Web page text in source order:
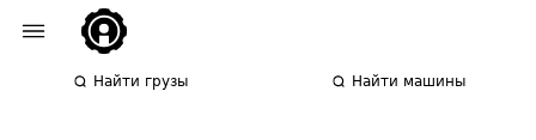
Найти грузы Найти машины